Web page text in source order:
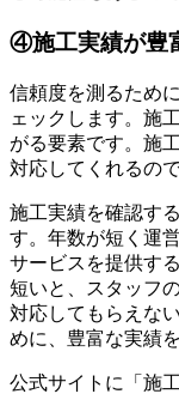
④施工実績が豊
信頼度を測るため
ェックします。施
がる要素です。施
対応してくれるの
施工実績を確認す
す。年数が短く運
サービスを提供す
短いと、スタッフ
対応してもらえな
めに、豊富な実績
公式サイトに「施